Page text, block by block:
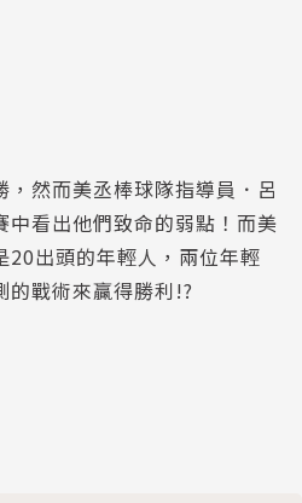
然而美丞棒球隊指導員．呂
中看出他們致命的弱點！而美
20出頭的年輕人，兩位年輕
的戰術來贏得勝利!?